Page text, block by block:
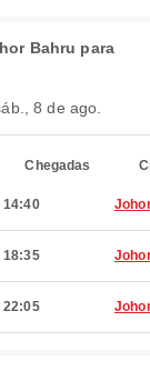
Bahru para
8 de ago.
Chegadas
14:40
18:35
22:05